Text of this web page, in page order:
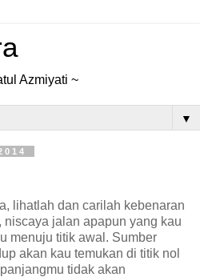
Azmiyati ~
▼
lihatlah dan carilah kebenaran
jalan apapun yang kau
menuju titik awal. Sumber
akan kau temukan di titik nol
tidak akan